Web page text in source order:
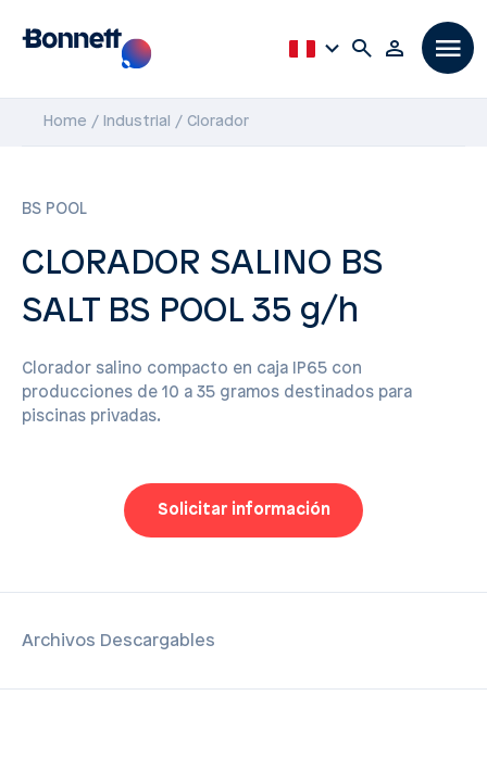
Home Industrial Clorador
BS POOL
CLORADOR SALINO BS
SALT BS POOL 35 g/h
Clorador salino compacto en caja IP65 con
producciones de 10 a 35 gramos destinados para
piscinas privadas.
Solicitar información
Archivos Descargables